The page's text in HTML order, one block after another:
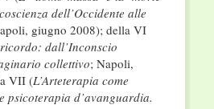
dell’Occidente alle
giugno 2008); della VI
dall’Inconscio
collettivo; Napoli,
VII (L’Arteterapia come
psicoterapia d’avanguardia.